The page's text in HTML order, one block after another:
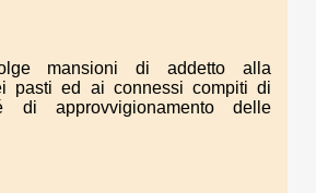
mansioni di addetto alla
pasti ed ai connessi compiti di
di approvvigionamento delle